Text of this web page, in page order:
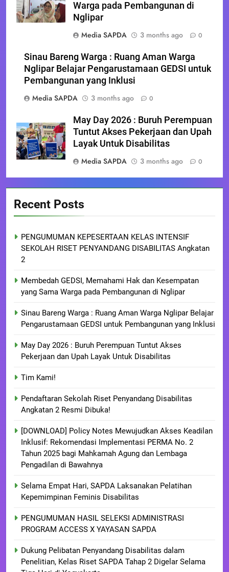
Warga pada Pembangunan di
Nglipar
Media SAPDA
3 months ago 0
Sinau Bareng Warga : Ruang Aman Warga
Nglipar Belajar Pengarustamaan GEDSI untuk
Pembangunan yang Inklusi
Media SAPDA
3 months ago 0
May Day 2026 : Buruh Perempuan
Tuntut Akses Pekerjaan dan Upah
Layak Untuk Disabilitas
Media SAPDA
3 months ago 0
Recent Posts
PENGUMUMAN KEPESERTAAN KELAS INTENSIF
SEKOLAH RISET PENYANDANG DISABILITAS Angkatan
2
Membedah GEDSI, Memahami Hak dan Kesempatan
yang Sama Warga pada Pembangunan di Nglipar
Sinau Bareng Warga : Ruang Aman Warga Nglipar Belajar
Pengarustamaan GEDSI untuk Pembangunan yang Inklusi
May Day 2026 : Buruh Perempuan Tuntut Akses
Pekerjaan dan Upah Layak Untuk Disabilitas
Tim Kami!
Pendaftaran Sekolah Riset Penyandang Disabilitas
Angkatan 2 Resmi Dibuka!
[DOWNLOAD] Policy Notes Mewujudkan Akses Keadilan
Inklusif: Rekomendasi Implementasi PERMA No. 2
Tahun 2025 bagi Mahkamah Agung dan Lembaga
Pengadilan di Bawahnya
Selama Empat Hari, SAPDA Laksanakan Pelatihan
Kepemimpinan Feminis Disabilitas
PENGUMUMAN HASIL SELEKSI ADMINISTRASI
PROGRAM ACCESS X YAYASAN SAPDA
Dukung Pelibatan Penyandang Disabilitas dalam
Penelitian, Kelas Riset SAPDA Tahap 2 Digelar Selama